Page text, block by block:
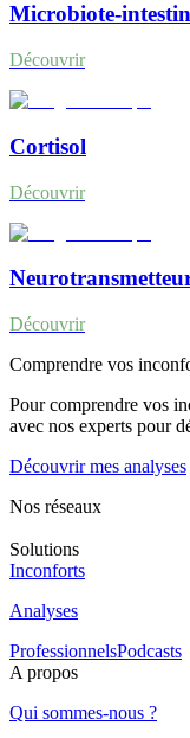
Microbiote-
Découvrir
Cortisol
Découvrir
Découvrir
Comprendre vos
Pour comprendre vos
avec nos experts pour
Découvrir mes analyses
Nos réseaux
Solutions
Inconforts
Analyses
ProfessionnelsPodcasts
A propos
Qui sommes-nous ?